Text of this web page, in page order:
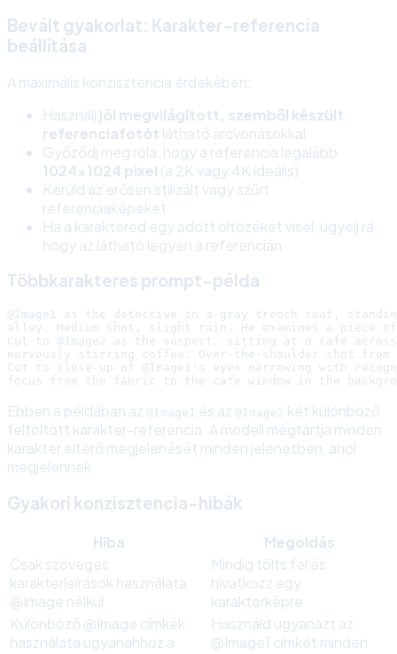
Bevált gyakorlat: Karakter-referencia
beállítása
A maximális konzisztencia érdekében:
Használj jól megvilágított, szemből készült
referenciafotót látható arcvonásokkal
Győződj meg róla, hogy a referencia legalább
1024x1024 pixel (a 2K vagy 4K ideális)
Kerüld az erősen stilizált vagy szűrt
referenciaképeket
Ha a karaktered egy adott öltözéket visel, ügyelj rá,
hogy az látható legyen a referencián
Többkarakteres prompt-példa
@Image1 as the detective in a gray trench coat,
alley. Medium shot, slight rain. He examines a piece
Cut to @Image2 as the suspect, sitting at a cafe
nervously stirring coffee. Over-the-shoulder shot from
Cut to close-up of @Image1's eyes narrowing with
Ebben a példában az @Image1 és az @Image2 két különböző
feltöltött karakter-referencia. A modell megtartja minden
karakter eltérő megjelenését minden jelenetben, ahol
megjelennek.
Gyakori konzisztencia-hibák
Hiba
Megoldás
Csak szöveges
karakterleírások használata
@Image nélkül
Mindig tölts fel és
hivatkozz egy
karakterképre
Különböző @Image címkék
használata ugyanahhoz a
Használd ugyanazt az
@Image1 címkét minden